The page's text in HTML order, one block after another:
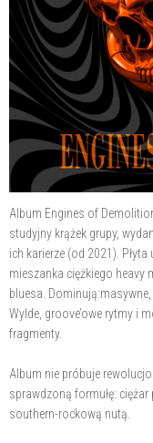
Album Engines of
studyjny krążek grupy,
ich karierze (od 2021).
mieszanka ciężkiego heavy
bluesa.
Wylde, groove’owe rytmy i
fragmenty.
Album nie próbuje
sprawdzoną formułę:
southern-rockową nutą.